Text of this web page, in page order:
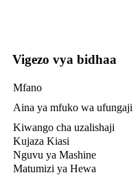
Vigezo vya bidhaa
Mfano
Aina ya mfuko wa ufungaji
Kiwango cha uzalishaji
Kujaza Kiasi
Nguvu ya Mashine
Matumizi ya Hewa